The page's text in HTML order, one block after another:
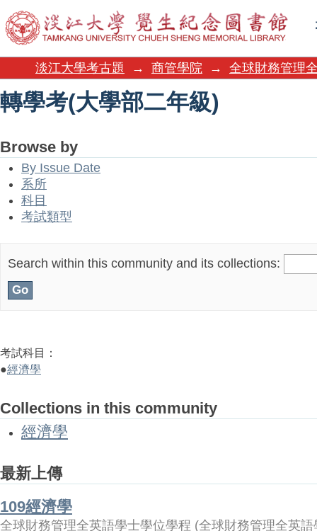
轉學考(大學部二年級)
淡江大學考古題 → 商管學院 → 全球財務管理
轉學考(大學部二年級)
Browse by
By Issue Date
系所
科目
考試類型
Search within this community and its collections:
考試科目：
●經濟學
Collections in this community
經濟學
最新上傳
109經濟學
全球財務管理全英語學士學位學程 (全球財務管理全英